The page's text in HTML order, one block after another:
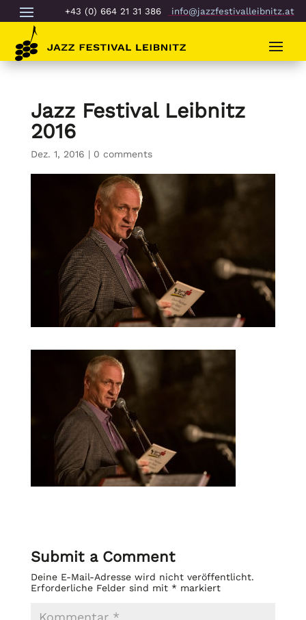
+43 (0) 664 21 31 386 info@jazzfestivalleibnitz.at
Jazz Festival Leibnitz
2016
Dez. 1, 2016 | 0 comments
Submit a Comment
Deine E-Mail-Adresse wird nicht veröffentlicht.
Erforderliche Felder sind mit *markiert